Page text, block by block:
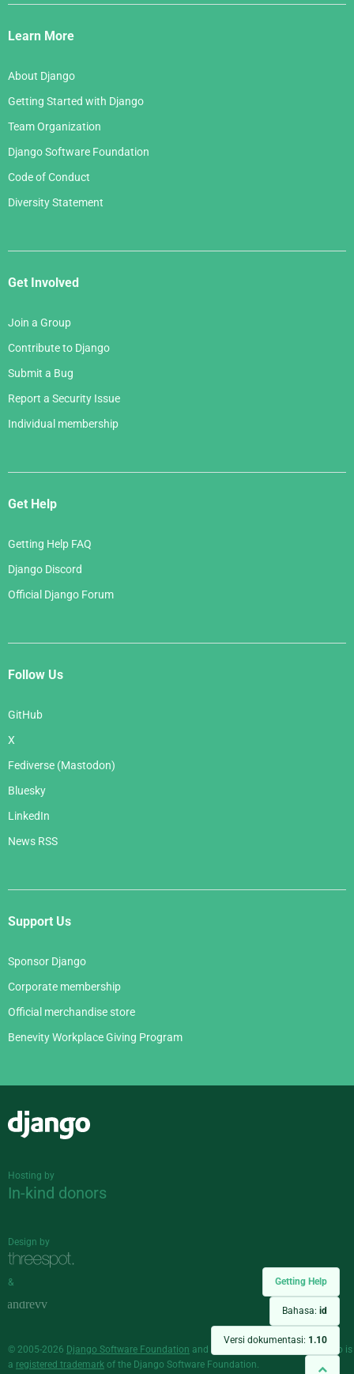
Getting Help
Bahasa: id
Versi dokumentasi: 1.10
Links
Learn More
About Django
Getting Started with Django
Team Organization
Django Software Foundation
Code of Conduct
Diversity Statement
Get Involved
Join a Group
Contribute to Django
Submit a Bug
Report a Security Issue
Individual membership
Get Help
Getting Help FAQ
Django Discord
Official Django Forum
Follow Us
GitHub
X
Fediverse (Mastodon)
Bluesky
LinkedIn
News RSS
Support Us
Sponsor Django
Corporate membership
Official merchandise store
Benevity Workplace Giving Program
Hosting by
In-kind donors
Design by
&
© 2005-2026 Django Software Foundation and individual contributors. Django is
a registered trademark of the Django Software Foundation.